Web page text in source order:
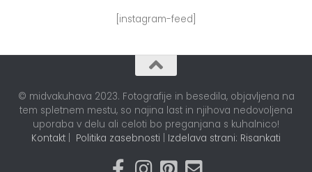
[instagram-feed]
© midvakuhava 2023. Fotografije in besedila, objavljena na
tem spletnem mestu, so najina last in njihova nedovoljena
uporaba v delu ali celoti bo preganjana s kuhalnico!
Kontakt
Politika zasebnosti Izdelava strani: Risankati